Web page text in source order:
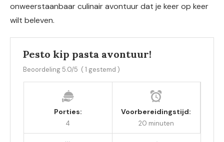
onweerstaanbaar culinair avontuur dat je keer op keer
wilt beleven.
Pesto kip pasta avontuur!
Beoordeling5.0/5 (1 gestemd )
Porties:
4
Voorbereidingstijd:
20 minuten